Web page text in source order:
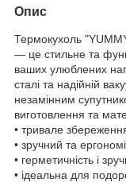
Опис
Термокухоль
— це стильне та
ваших улюблених
сталі та надійній
незамінним
виготовлення та
• тривале
• зручний та
• герметичність і
• ідеальна для